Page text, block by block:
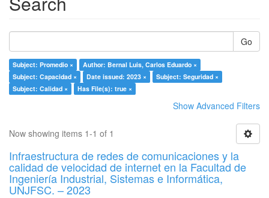
Go
Subject: Promedio ×
Author: Bernal Luis, Carlos Eduardo ×
Subject: Capacidad ×
Date issued: 2023 ×
Subject: Seguridad ×
Subject: Calidad ×
Has File(s): true ×
Show Advanced Filters
Now showing items 1-1 of 1
Infraestructura de redes de comunicaciones y la
calidad de velocidad de internet en la Facultad de
Ingeniería Industrial, Sistemas e Informática,
UNJFSC. – 2023